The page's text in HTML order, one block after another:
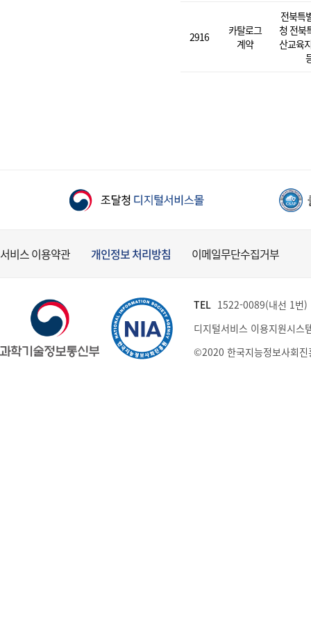
2916
카탈로그
계약
전북특
청 전북
산교육
서비스 이용약관 개인정보 처리방침 이메일무단수집거부
TEL 1522-0089(내선 1번
디지털서비스 이용지원시스
©2020 한국지능정보사회진